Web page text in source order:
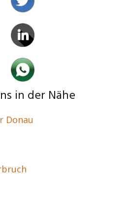
in der Nähe
Donau